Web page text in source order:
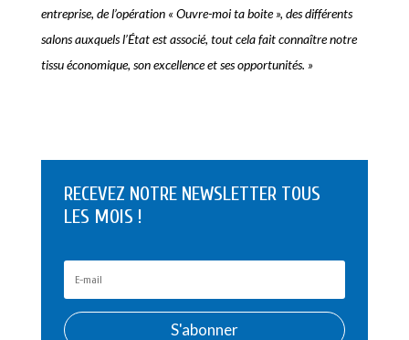
entreprise, de l’opération « Ouvre-moi ta boite », des différents
salons auxquels l’État est associé, tout cela fait connaître notre
tissu économique, son excellence et ses opportunités. »
RECEVEZ NOTRE NEWSLETTER TOUS
LES MOIS !
S'abonner